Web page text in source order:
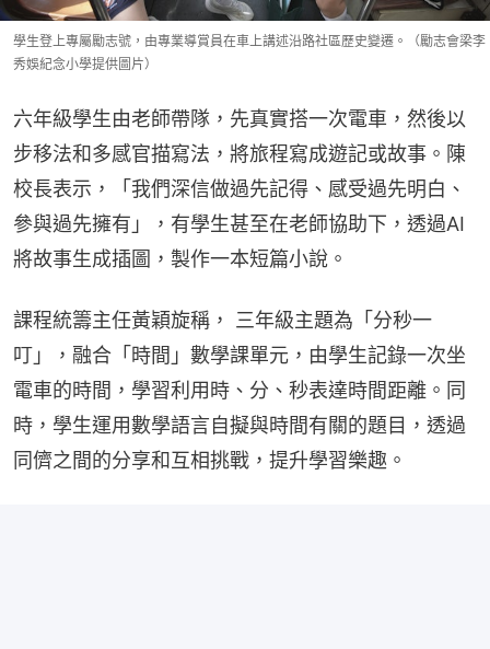
學生登上專屬勵志號，由專業導賞員在車上講述沿路社區歷史變遷。（勵志會梁李
秀娛紀念小學提供圖片）
六年級學生由老師帶隊，先真實搭一次電車，然後以
步移法和多感官描寫法，將旅程寫成遊記或故事。陳
校長表示，「我們深信做過先記得、感受過先明白、
參與過先擁有」，有學生甚至在老師協助下，透過AI
將故事生成插圖，製作一本短篇小說。
課程統籌主任黃穎旋稱， 三年級主題為「分秒一
叮」，融合「時間」數學課單元，由學生記錄一次坐
電車的時間，學習利用時、分、秒表達時間距離。同
時，學生運用數學語言自擬與時間有關的題目，透過
同儕之間的分享和互相挑戰，提升學習樂趣。